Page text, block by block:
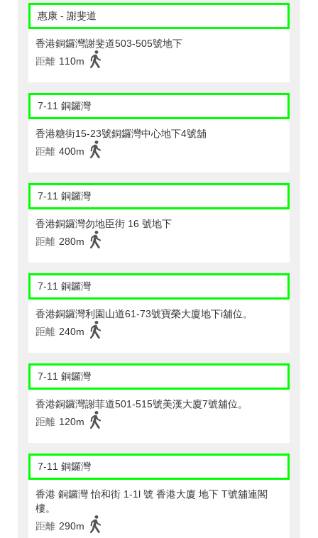
惠康 - 謝斐道
香港銅鑼灣謝斐道503-505號地下
距離 110m
7-11 銅鑼灣
香港糖街15-23號銅鑼灣中心地下4號舖
距離 400m
7-11 銅鑼灣
香港銅鑼灣勿地臣街 16 號地下
距離 280m
7-11 銅鑼灣
香港銅鑼灣利園山道61-73號寶榮大廈地下i舖位。
距離 240m
7-11 銅鑼灣
香港銅鑼灣謝菲道501-515號美漢大廈7號舖位。
距離 120m
7-11 銅鑼灣
香港 銅鑼灣 怡和街 1-1l 號 香港大廈 地下 T號舖連閣
樓。
距離 290m